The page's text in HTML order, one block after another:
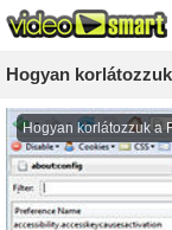
Hogyan